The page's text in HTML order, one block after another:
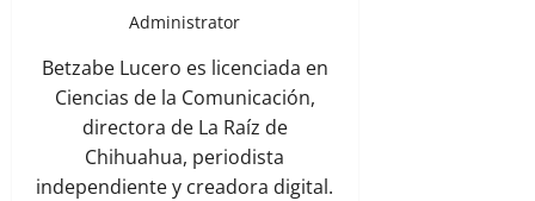
Administrator
Betzabe Lucero es licenciada en
Ciencias de la Comunicación,
directora de La Raíz de
Chihuahua, periodista
independiente y creadora digital.